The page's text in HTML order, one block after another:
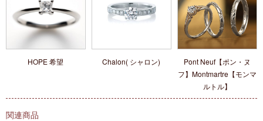
HOPE 希望 Chalon( シャロン)
Pont Neuf【ポン・ヌ
フ】Montmartre【モンマ
ルトル】
関連商品